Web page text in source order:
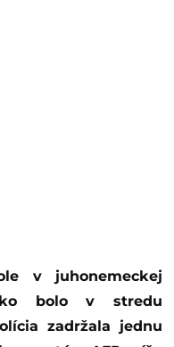
bolo v stredu
zadržala jednu